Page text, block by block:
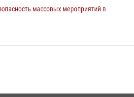
массовых мероприятий в